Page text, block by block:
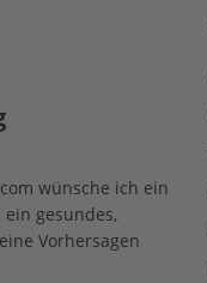
Das große
wünsche ich ein
gesundes,
Vorhersagen